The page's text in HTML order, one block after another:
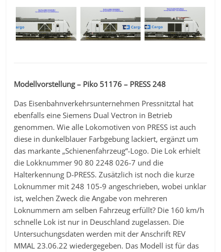
Modellvorstellung – Piko 51176 – PRESS 248
Das Eisenbahnverkehrsunternehmen Pressnitztal hat
ebenfalls eine Siemens Dual Vectron in Betrieb
genommen. Wie alle Lokomotiven von PRESS ist auch
diese in dunkelblauer Farbgebung lackiert, ergänzt um
das markante „Schienenfahrzeug“-Logo. Die Lok erhielt
die Lokknummer 90 80 2248 026-7 und die
Halterkennung D-PRESS. Zusätzlich ist noch die kurze
Loknummer mit 248 105-9 angeschrieben, wobei unklar
ist, welchen Zweck die Angabe von mehreren
Loknummern am selben Fahrzeug erfüllt? Die 160 km/h
schnelle Lok ist nur in Deuschland zugelassen. Die
Untersuchungsdaten werden mit der Anschrift REV
MMAL 23.06.22 wiedergegeben. Das Modell ist für das